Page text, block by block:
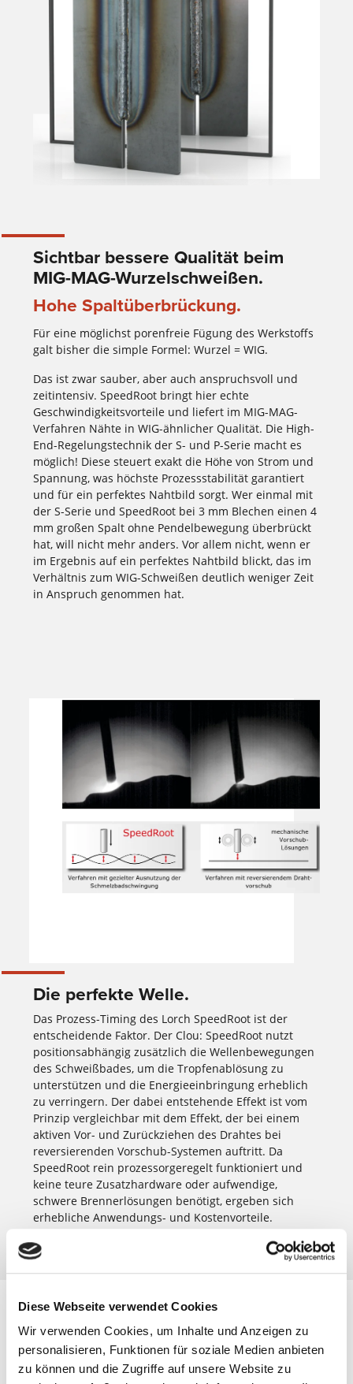
Diese Webseite verwendet Cookies
Wir verwenden Cookies, um Inhalte und Anzeigen zu
personalisieren, Funktionen für soziale Medien anbieten
zu können und die Zugriffe auf unsere Website zu
Sichtbar bessere Qualität beim
MIG-MAG-Wurzelschweißen.
Hohe Spaltüberbrückung.
Für eine möglichst porenfreie Fügung des Werkstoffs
galt bisher die simple Formel: Wurzel = WIG.
Das ist zwar sauber, aber auch anspruchsvoll und
zeitintensiv. SpeedRoot bringt hier echte
Geschwindigkeitsvorteile und liefert im MIG-MAG-
Verfahren Nähte in WIG-ähnlicher Qualität. Die High-
End-Regelungstechnik der S- und P-Serie macht es
möglich! Diese steuert exakt die Höhe von Strom und
Spannung, was höchste Prozessstabilität garantiert
und für ein perfektes Nahtbild sorgt. Wer einmal mit
der S-Serie und SpeedRoot bei 3 mm Blechen einen 4
mm großen Spalt ohne Pendelbewegung überbrückt
hat, will nicht mehr anders. Vor allem nicht, wenn er
im Ergebnis auf ein perfektes Nahtbild blickt, das im
Verhältnis zum WIG-Schweißen deutlich weniger Zeit
in Anspruch genommen hat.
Die perfekte Welle.
Das Prozess-Timing des Lorch SpeedRoot ist der
entscheidende Faktor. Der Clou: SpeedRoot nutzt
positionsabhängig zusätzlich die Wellenbewegungen
des Schweißbades, um die Tropfenablösung zu
unterstützen und die Energieeinbringung erheblich
zu verringern. Der dabei entstehende Effekt ist vom
Prinzip vergleichbar mit dem Effekt, der bei einem
aktiven Vor- und Zurückziehen des Drahtes bei
reversierenden Vorschub-Systemen auftritt. Da
SpeedRoot rein prozessorgeregelt funktioniert und
keine teure Zusatzhardware oder aufwendige,
schwere Brennerlösungen benötigt, ergeben sich
erhebliche Anwendungs- und Kostenvorteile.
Einsatzgebiet: Werkstücke mit anspruchsvollen
Wurzellagen oder stark schwankenden Spaltmaßen